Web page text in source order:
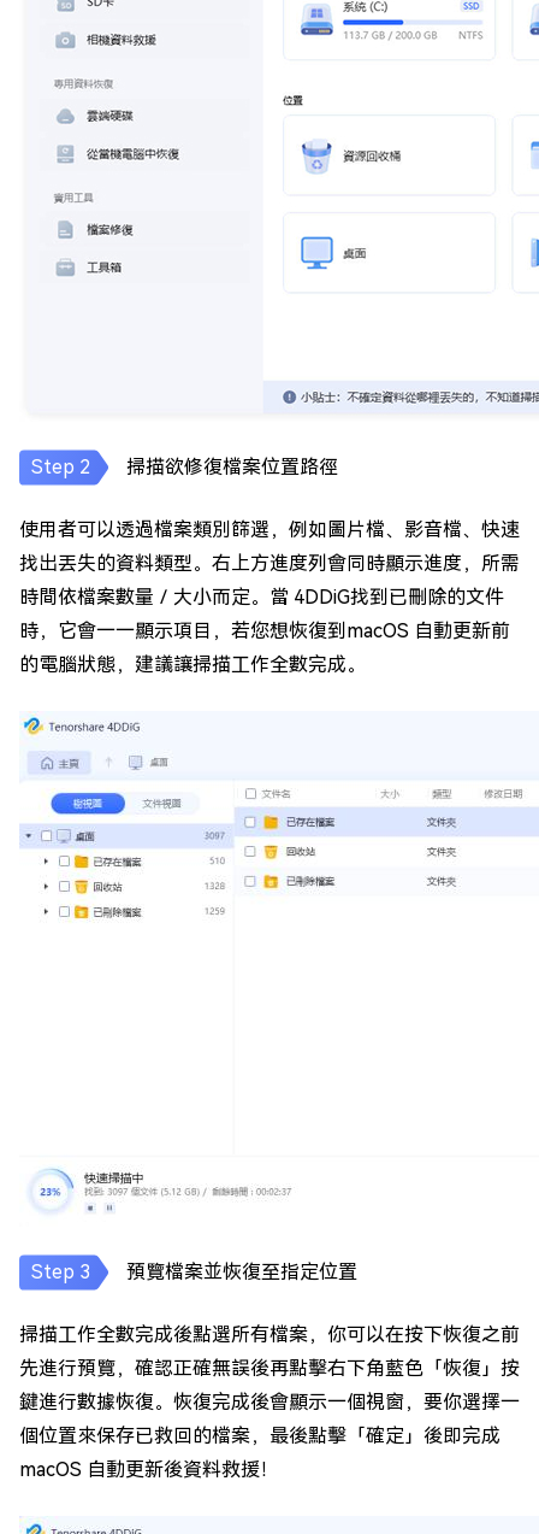
掃描欲修復檔案位置路徑
使用者可以透過檔案類別篩選，例如圖片檔、影音檔、快速
找出丟失的資料類型。右上方進度列會同時顯示進度，所需
時間依檔案數量／大小而定。當 4DDiG找到已刪除的文件
時，它會一一顯示項目，若您想恢復到macOS 自動更新前
的電腦狀態，建議讓掃描工作全數完成。
預覽檔案並恢復至指定位置
掃描工作全數完成後點選所有檔案，你可以在按下恢復之前
先進行預覽，確認正確無誤後再點擊右下角藍色「恢復」按
鍵進行數據恢復。恢復完成後會顯示一個視窗，要你選擇一
個位置來保存已救回的檔案，最後點擊「確定」後即完成
macOS 自動更新後資料救援！